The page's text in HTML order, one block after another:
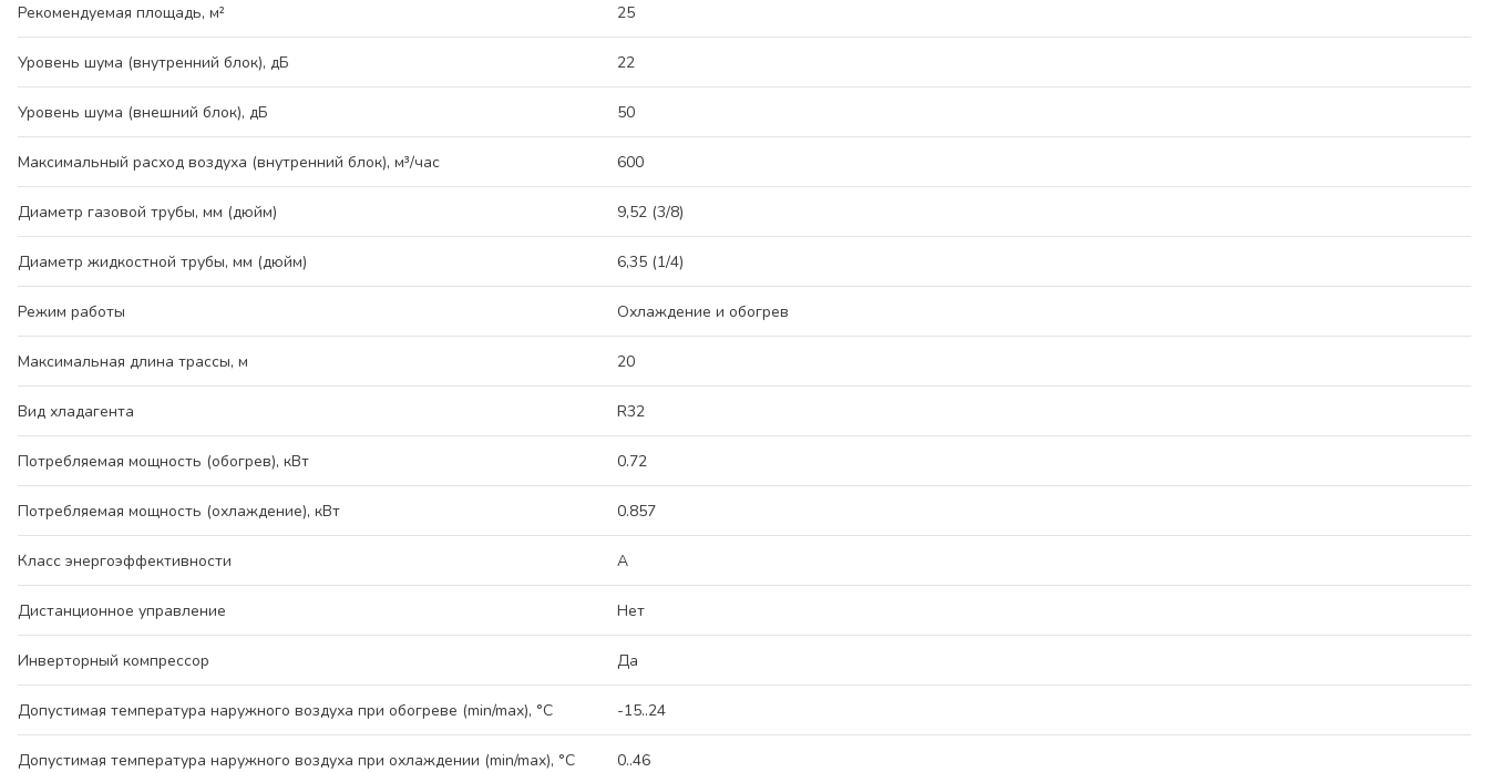
Рекомендуемая площадь, м² 25
Уровень шума (внутренний блок), дБ 22
Уровень шума (внешний блок), дБ 50
Максимальный расход воздуха (внутренний блок), м³/час 600
Диаметр газовой трубы, мм (дюйм) 9,52 (3/8)
Диаметр жидкостной трубы, мм (дюйм) 6,35 (1/4)
Режим работы Охлаждение и обогрев
Максимальная длина трассы, м 20
Вид хладагента R32
Потребляемая мощность (обогрев), кВт 0.72
Потребляемая мощность (охлаждение), кВт 0.857
Класс энергоэффективности A
Дистанционное управление Нет
Инверторный компрессор Да
Допустимая температура наружного воздуха при обогреве (min/max), °C -15..24
Допустимая температура наружного воздуха при охлаждении (min/max), °C 0..46